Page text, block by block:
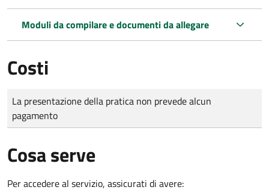
Moduli da compilare e documenti da allegare
Costi
Tipo di pagamento
Importo
La presentazione della pratica non prevede alcun
pagamento
Cosa serve
Per accedere al servizio, assicurati di avere: